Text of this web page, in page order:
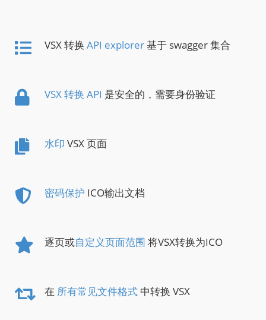
VSX 转换 API explorer基于 swagger 集合
VSX 转换 API 是安全的，需要身份验证
水印 VSX 页面
密码保护 ICO输出文档
逐页或自定义页面范围 将VSX转换为ICO
在 所有常见文件格式 中转换 VSX